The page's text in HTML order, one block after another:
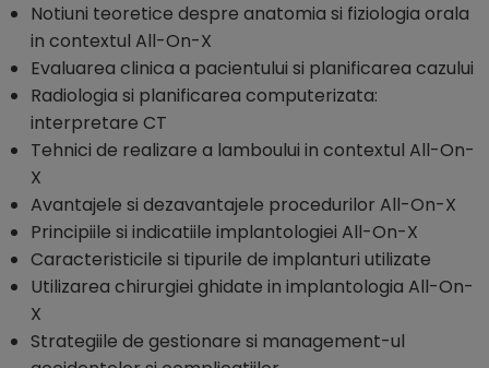
Notiuni teoretice despre anatomia si fiziologia orala
in contextul All-On-X
Evaluarea clinica a pacientului si planificarea cazului
Radiologia si planificarea computerizata:
interpretare CT
Tehnici de realizare a lamboului in contextul All-On-
X
Avantajele si dezavantajele procedurilor All-On-X
Principiile si indicatiile implantologiei All-On-X
Caracteristicile si tipurile de implanturi utilizate
Utilizarea chirurgiei ghidate in implantologia All-On-
X
Strategiile de gestionare si management-ul